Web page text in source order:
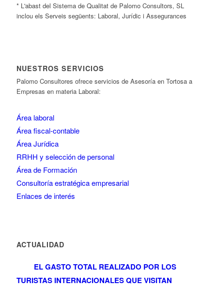
* L'abast del Sistema de Qualitat de Palomo Consultors, SL
inclou els Serveis següents: Laboral, Jurídic i Assegurances
NUESTROS SERVICIOS
Palomo Consultores ofrece servicios de Asesoría en Tortosa a
Empresas en materia Laboral:
Área laboral
Área fiscal-contable
Área Jurídica
RRHH y selección de personal
Área de Formación
Consultoría estratégica empresarial
Enlaces de interés
ACTUALIDAD
EL GASTO TOTAL REALIZADO POR LOS
TURISTAS INTERNACIONALES QUE VISITAN